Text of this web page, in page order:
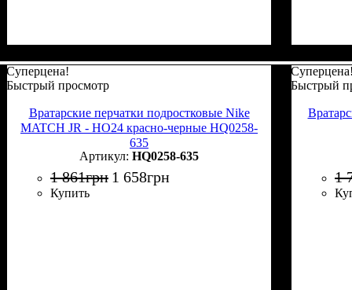
Суперцена!
Быстрый просмотр
Вратарские перчатки подростковые Nike
MATCH JR - HO24 красно-черные HQ0258-
635
HQ0258-635
1 861грн 1 658грн
Купить
Быстрый
1